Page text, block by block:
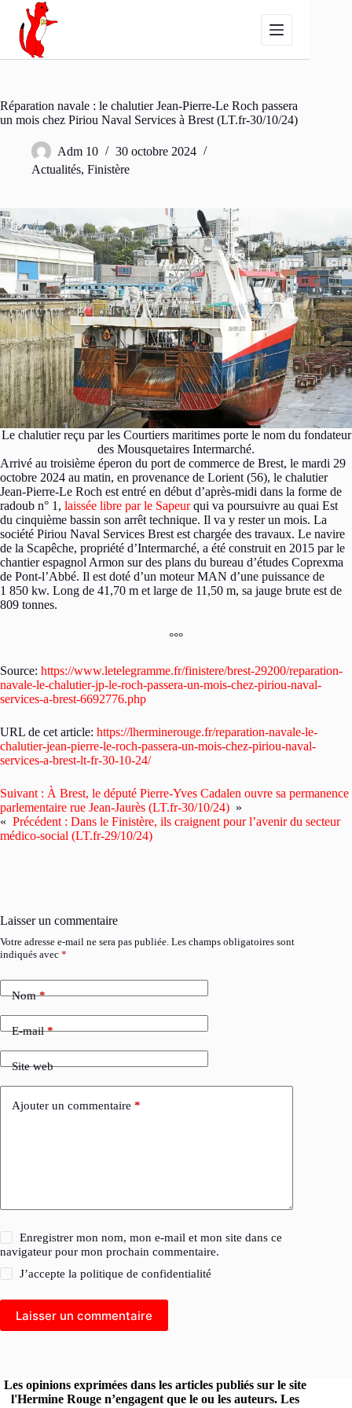
Passer
contenu
Réparation navale : le chalutier Jean-Pierre-Le Roch passera
un mois chez Piriou Naval Services à Brest (LT.fr-30/10/24)
Adm 10
30 octobre 2024
Actualités, Finistère
Le chalutier reçu par les Courtiers maritimes porte le nom du fondateur
des Mousquetaires Intermarché.
Arrivé au troisième éperon du port de commerce de Brest, le mardi 29
octobre 2024 au matin, en provenance de Lorient (56), le chalutier
Jean-Pierre-Le Roch est entré en début d’après-midi dans la forme de
radoub n° 1, laissée libre par le Sapeurqui va poursuivre au quai Est
du cinquième bassin son arrêt technique. Il va y rester un mois. La
société Piriou Naval Services Brest est chargée des travaux. Le navire
de la Scapêche, propriété d’Intermarché, a été construit en 2015 par le
chantier espagnol Armon sur des plans du bureau d’études Coprexma
de Pont-l’Abbé. Il est doté d’un moteur MAN d’une puissance de
1 850 kw. Long de 41,70 m et large de 11,50 m, sa jauge brute est de
809 tonnes.
°°°
Source: https://www.letelegramme.fr/finistere/brest-29200/reparation-
navale-le-chalutier-jp-le-roch-passera-un-mois-chez-piriou-naval-
services-a-brest-6692776.php
URL de cet article: https://lherminerouge.fr/reparation-navale-le-
chalutier-jean-pierre-le-roch-passera-un-mois-chez-piriou-naval-
services-a-brest-lt-fr-30-10-24/
Suivant : À Brest, le député Pierre-Yves Cadalen ouvre sa permanence
parlementaire rue Jean-Jaurès (LT.fr-30/10/24) »
« Précédent : Dans le Finistère, ils craignent pour l’avenir du secteur
médico-social (LT.fr-29/10/24)
Laisser un commentaire
Votre adresse e-mail ne sera pas publiée. Les champs obligatoires sont
indiqués avec *
Nom*
E-mail*
Site web
Ajouter un commentaire *
Enregistrer mon nom, mon e-mail et mon site dans ce
navigateur pour mon prochain commentaire.
J’accepte lapolitique de confidentialité
Laisser un commentaire
Les opinions exprimées dans les articles publiés sur le site
l'Hermine Rouge n’engagent que le ou les auteurs. Les